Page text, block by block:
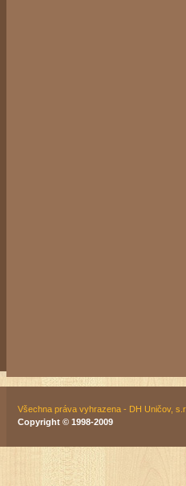
Všechna práva vyhrazena - DH Uničov,
Copyright © 1998-2009